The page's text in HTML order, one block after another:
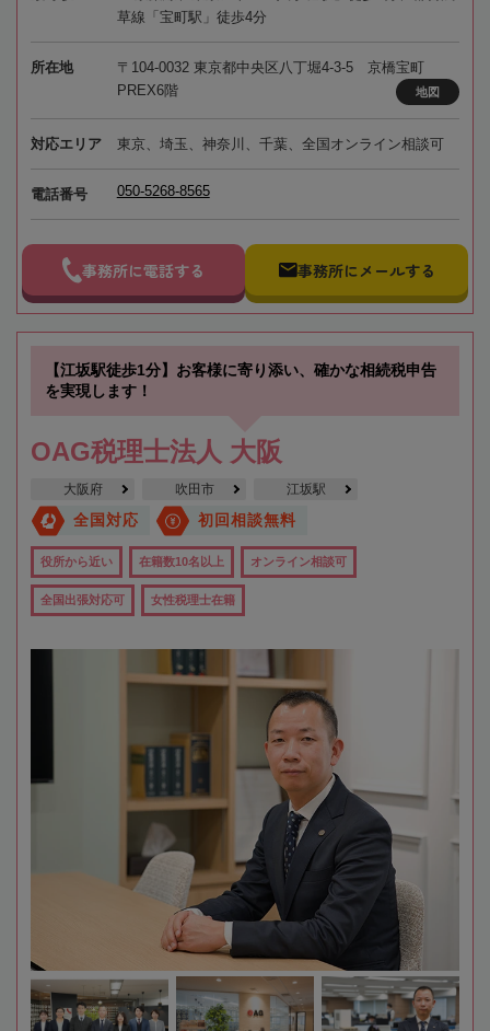
草線「宝町駅」徒歩4分
所在地
〒104-0032 東京都中央区八丁堀4-3-5 京橋宝町
PREX6階
地図
対応エリア 東京、埼玉、神奈川、千葉、全国オンライン相談可
電話番号 050-5268-8565
事務所に電話する 事務所にメールする
【江坂駅徒歩1分】お客様に寄り添い、確かな相続税申告
を実現します！
OAG税理士法人 大阪
大阪府 吹田市 江坂駅
全国対応 初回相談無料
役所から近い 在籍数10名以上 オンライン相談可
全国出張対応可 女性税理士在籍